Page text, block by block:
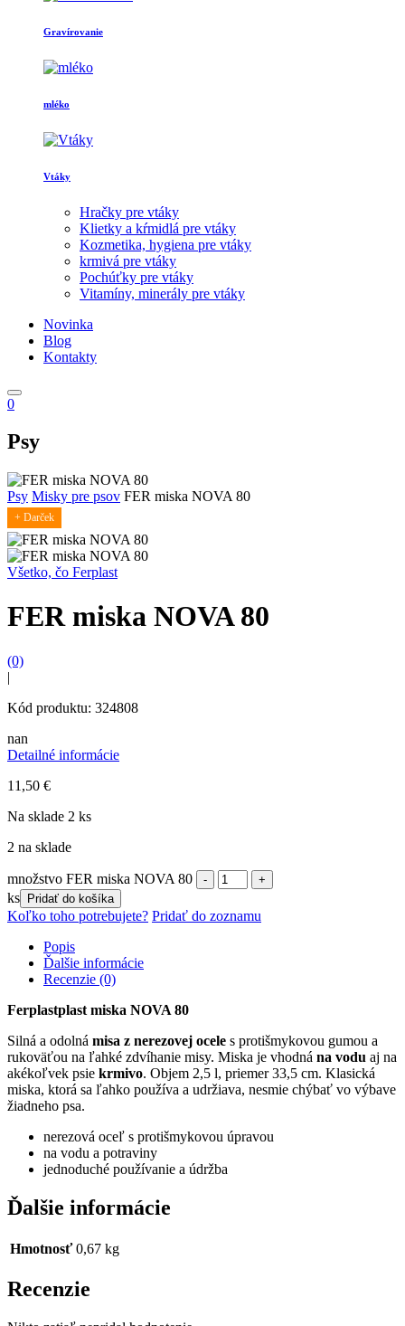
Gravírovanie
mléko
Vtáky
Hračky pre vtáky
Klietky a kŕmidlá pre vtáky
Kozmetika, hygiena pre vtáky
krmivá pre vtáky
Pochúťky pre vtáky
Vitamíny, minerály pre vtáky
Novinka
Blog
Kontakty
0
Psy
Psy Misky pre psov FER miska NOVA 80
+ Darček
Všetko, čo Ferplast
FER miska NOVA 80
(0)
|
Kód produktu: 324808
nan
Detailné informácie
11,50 €
Na sklade 2 ks
2 na sklade
množstvo FER miska NOVA 80
ks
Pridať do košíka
Koľko toho potrebujete? Pridať do zoznamu
Popis
Ďalšie informácie
Recenzie (0)
Ferplastplast miska NOVA 80
Silná a odolná misa z nerezovej ocele s protišmykovou gumou a
rukoväťou na ľahké zdvíhanie misy. Miska je vhodná na vodu aj na
akékoľvek psie krmivo. Objem 2,5 l, priemer 33,5 cm. Klasická
miska, ktorá sa ľahko používa a udržiava, nesmie chýbať vo výbave
žiadneho psa.
nerezová oceľ s protišmykovou úpravou
na vodu a potraviny
jednoduché používanie a údržba
Ďalšie informácie
Hmotnosť 0,67 kg
Recenzie